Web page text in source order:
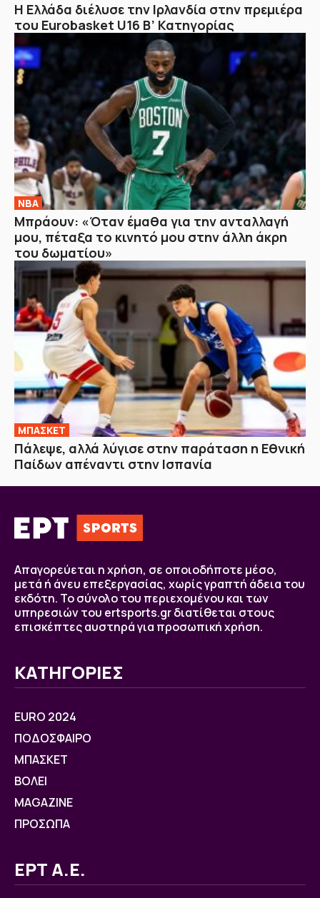
Η Ελλάδα διέλυσε την Ιρλανδία στην πρεμιέρα
του Eurobasket U16 Β’ Κατηγορίας
NBA
Μπράουν: «Όταν έμαθα για την ανταλλαγή
μου, πέταξα το κινητό μου στην άλλη άκρη
του δωματίου»
ΜΠΑΣΚΕΤ
Πάλεψε, αλλά λύγισε στην παράταση η Εθνική
Παίδων απέναντι στην Ισπανία
Απαγορεύεται η χρήση, σε οποιοδήποτε μέσο,
μετά ή άνευ επεξεργασίας, χωρίς γραπτή άδεια του
εκδότη. Το σύνολο του περιεχομένου και των
υπηρεσιών του ertsports.gr διατίθεται στους
επισκέπτες αυστηρά για προσωπική χρήση.
ΚΑΤΗΓΟΡΙΕΣ
EURO 2024
ΠΟΔΟΣΦΑΙΡΟ
ΜΠΑΣΚΕΤ
ΒOΛΕΙ
MAGAZINE
ΠΡΟΣΩΠΑ
ΕΡΤ Α.Ε.